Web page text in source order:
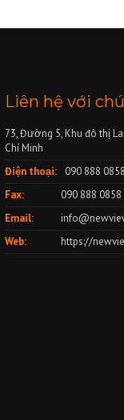
Liên hệ với
73, Đường 5, Khu đô thị
Chí Minh
Điện thoại:
090 888
Fax:
090 888 0858
Email:
Web:
https://